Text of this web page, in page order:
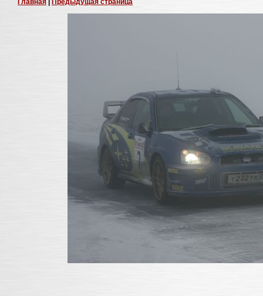
Главная Предыдущая страница